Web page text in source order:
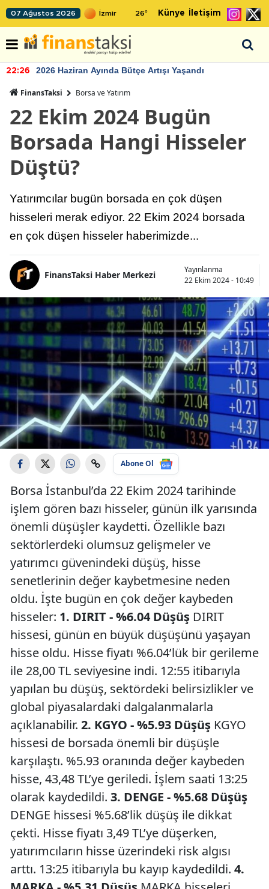
07 Ağustos 2026 26° Künye İletişim
22:26 2026 Haziran Ayında Bütçe Artışı Yaşandı
FinansTaksi Borsa ve Yatırım
22 Ekim 2024 Bugün
Borsada Hangi Hisseler
Düştü?
Yatırımcılar bugün borsada en çok düşen
hisseleri merak ediyor. 22 Ekim 2024 borsada
en çok düşen hisseler haberimizde...
FinansTaksi Haber Merkezi
Yayınlanma
22 Ekim 2024 - 10:49
Abone Ol
Borsa İstanbul’da 22 Ekim 2024 tarihinde
işlem gören bazı hisseler, günün ilk yarısında
önemli düşüşler kaydetti. Özellikle bazı
sektörlerdeki olumsuz gelişmeler ve
yatırımcı güvenindeki düşüş, hisse
senetlerinin değer kaybetmesine neden
oldu. İşte bugün en çok değer kaybeden
hisseler: 1. DIRIT - %6.04 Düşüş DIRIT
hissesi, günün en büyük düşüşünü yaşayan
hisse oldu. Hisse fiyatı %6.04’lük bir gerileme
ile 28,00 TL seviyesine indi. 12:55 itibarıyla
yapılan bu düşüş, sektördeki belirsizlikler ve
global piyasalardaki dalgalanmalarla
açıklanabilir. 2. KGYO - %5.93 Düşüş KGYO
hissesi de borsada önemli bir düşüşle
karşılaştı. %5.93 oranında değer kaybeden
hisse, 43,48 TL’ye geriledi. İşlem saati 13:25
olarak kaydedildi. 3. DENGE - %5.68 Düşüş
DENGE hissesi %5.68’lik düşüş ile dikkat
çekti. Hisse fiyatı 3,49 TL’ye düşerken,
yatırımcıların hisse üzerindeki risk algısı
arttı. 13:25 itibarıyla bu kayıp kaydedildi. 4.